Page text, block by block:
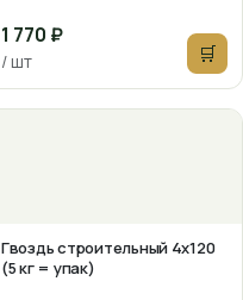
1 770 ₽
/ шт 🛒
Гвоздь строительный 4х120
(5 кг = упак)